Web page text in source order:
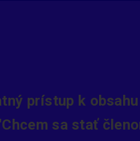
prístup k
sa stať